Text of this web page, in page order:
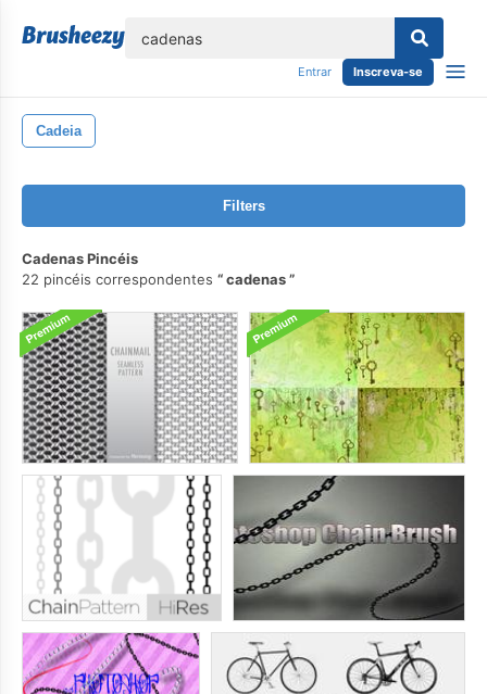
Entrar Inscreva-se
Cadeia
Filters
Cadenas Pincéis
22 pincéis correspondentes
cadenas